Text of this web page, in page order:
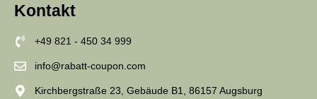
Kontakt
+49 821 - 450 34 999
info@rabatt-coupon.com
Kirchbergstraße 23, Gebäude B1, 86157 Augsburg